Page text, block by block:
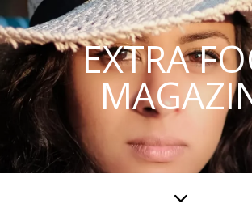
EXTRA